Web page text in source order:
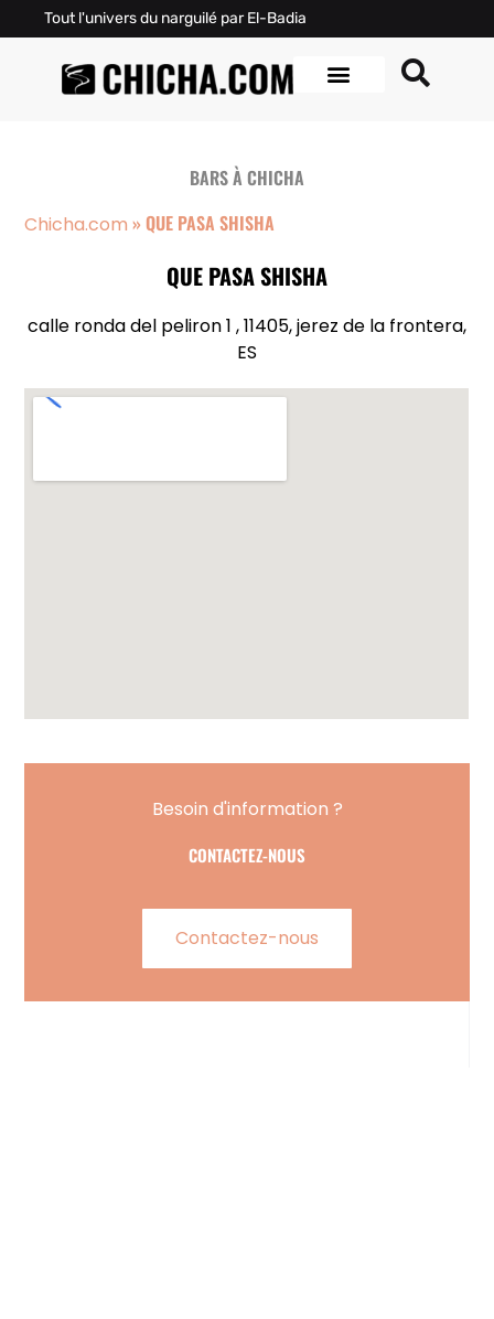
Tout l'univers du narguilé par El-Badia
BARS À CHICHA
Chicha.com »QUE PASA SHISHA
QUE PASA SHISHA
calle ronda del peliron 1 , 11405, jerez de la frontera,
ES
Besoin d'information ?
CONTACTEZ-NOUS
Contactez-nous